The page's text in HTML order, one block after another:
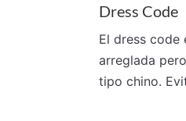
Dress Code
El dress code
arreglada
tipo chino.